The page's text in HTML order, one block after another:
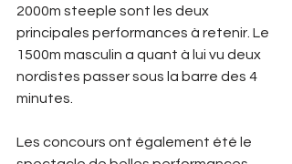
2000m steeple sont les deux
principales performances à retenir. Le
1500m masculin a quant à lui vu deux
nordistes passer sous la barre des 4
minutes.
Les concours ont également été le